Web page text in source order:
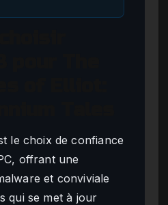
le choix de confiance
offrant une
et conviviale
qui se met à jour